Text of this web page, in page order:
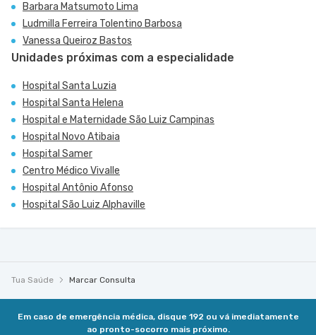
Barbara Matsumoto Lima
Ludmilla Ferreira Tolentino Barbosa
Vanessa Queiroz Bastos
Unidades próximas com a especialidade
Hospital Santa Luzia
Hospital Santa Helena
Hospital e Maternidade São Luiz Campinas
Hospital Novo Atibaia
Hospital Samer
Centro Médico Vivalle
Hospital Antônio Afonso
Hospital São Luiz Alphaville
Tua Saúde Marcar Consulta
Em caso de emergência médica, disque 192 ou vá imediatamente
ao pronto-socorro mais próximo.